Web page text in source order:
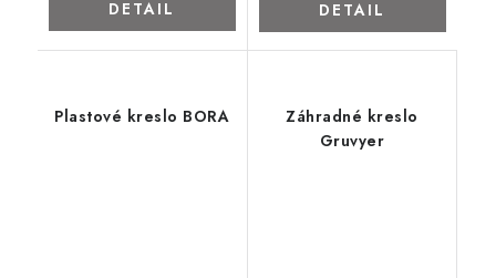
DETAIL DETAIL
Plastové kreslo BORA
Záhradné kreslo
Gruvyer